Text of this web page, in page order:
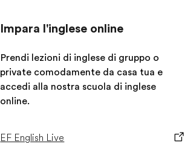
Impara l'inglese online
Prendi lezioni di inglese di gruppo o
private comodamente da casa tua e
accedi alla nostra scuola di inglese
online.
EF English Live